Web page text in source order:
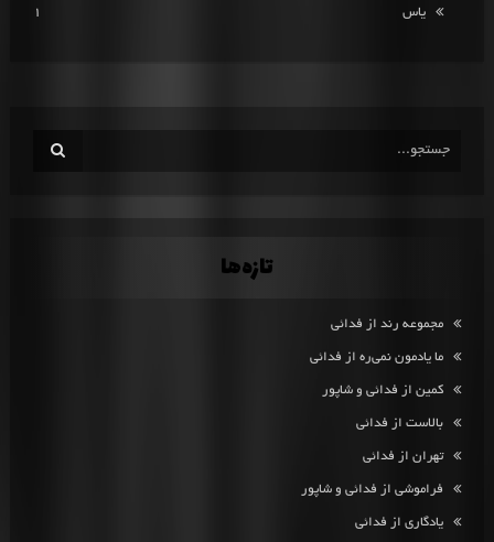
یاس 1
تازه‌ها
مجموعه رند از فدائی
ما یادمون نمی‌ره از فدائی
کمین از فدائی و شاپور
بالاست از فدائی
تهران از فدائی
فراموشی از فدائی و شاپور
یادگاری از فدائی